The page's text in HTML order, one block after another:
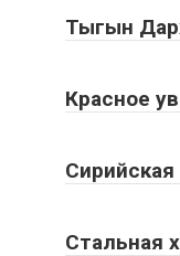
Тыгын
Красное
Стальная